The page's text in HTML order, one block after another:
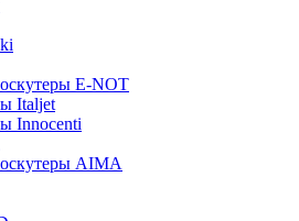
E-NOT
Italjet
Innocenti
AIMA